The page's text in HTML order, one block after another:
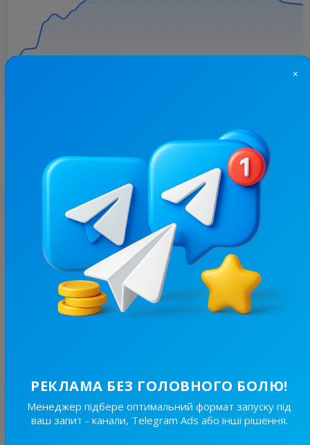
З цим каналом часто купують
/
1.4K
Херсон UA
Новини/ЗМІ, Регіональні
Ціна реклами
Найкращі за темою
×
РЕКЛАМА БЕЗ ГОЛОВНОГО БОЛЮ!
Менеджер підбере оптимальний формат запуску під
ваш запит - канали, Telegram Ads або інші рішення.